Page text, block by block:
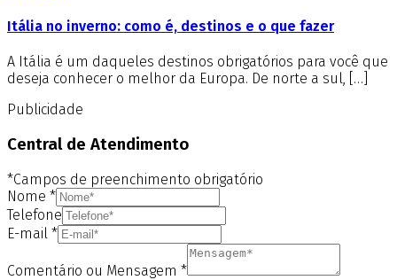
Itália no inverno: como é, destinos e o que fazer
A Itália é um daqueles destinos obrigatórios para você que
deseja conhecer o melhor da Europa. De norte a sul, […]
Publicidade
Central de Atendimento
*Campos de preenchimento obrigatório
Nome *
Telefone
E-mail *
Comentário ou Mensagem *